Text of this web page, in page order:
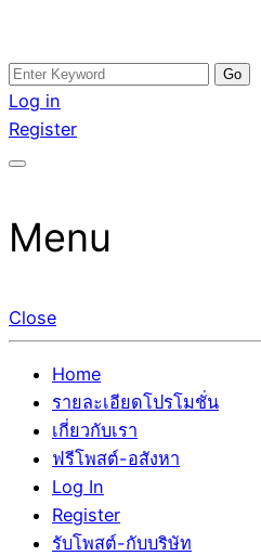
Skip
to
content
อสังหาโพสต์ รีวิวเยอะ รับจ้างโ
หา แตกต่างอย่างตั้งใจ รับรองผ
กับทีมงานบริษัท บ้าน ที่ดิน คอน
รับจ้างโพสอสังหา ขายบ้าน อสังห
โพสต์ ที่ดิน กับทีมงานบริษัท ถูกแ
ขายได้จริงๆ ช่วยสร้างโอกาสใน
Search
for:
Log in
Register
Menu
Close
Home
รายละเอียดโปรโมชั่น
เกี่ยวกับเรา
ฟรีโพสต์-อสังหา
Log In
Register
รับโพสต์-กับบริษัท